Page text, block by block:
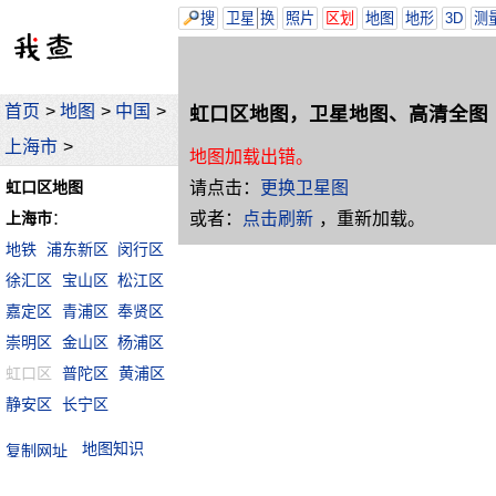
首页 > 地图 > 中国 >
上海市 >
虹口区地图
上海市：
地铁 浦东新区
闵行区
徐汇区
宝山区 松江区
嘉定区
青浦区 奉贤区
崇明区
金山区 杨浦区
虹口区
普陀区
黄浦区
静安区
长宁区
地图知识
搜 卫星 换 照片 区划 地图 地形 3D 测
虹口区地图，卫星地图、高清全图
地图加载出错。
请点击：
更换卫星图
或者：
点击刷新 ，重新加载。